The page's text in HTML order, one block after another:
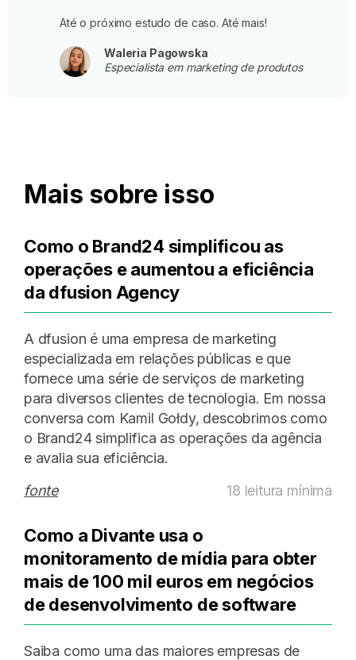
Até o próximo estudo de caso. Até mais!
Waleria Pagowska
Especialista em marketing de produtos
Mais sobre isso
Como o Brand24 simplificou as
operações e aumentou a eficiência
da dfusion Agency
A dfusion é uma empresa de marketing
especializada em relações públicas e que
fornece uma série de serviços de marketing
para diversos clientes de tecnologia. Em nossa
conversa com Kamil Gołdy, descobrimos como
o Brand24 simplifica as operações da agência
e avalia sua eficiência.
fonte
18 leitura mínima
Como a Divante usa o
monitoramento de mídia para obter
mais de 100 mil euros em negócios
de desenvolvimento de software
Saiba como uma das maiores empresas de